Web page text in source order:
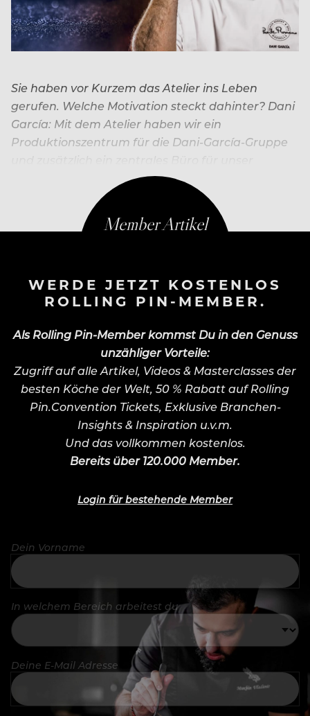
Sie haben vor Kurzem das Atelier ins Leben
gerufen. Welche Motivation steckt dahinter? Dani
García: Mit dem Atelier haben wir ein
Produktionszentrum für die Dani-García-Gruppe
Research & Development geschaffen. Ist damit
WERDE JETZT KOSTENLOS
ROLLING PIN-MEMBER.
Als Rolling Pin-Member kommst Du in den Genuss
unzähliger Vorteile:
Zugriff auf alle Artikel, Videos & Masterclasses der
besten Köche der Welt, 50 % Rabatt auf Rolling
Pin.Convention Tickets, Exklusive Branchen-
Insights & Inspiration u.v.m.
Und das vollkommen kostenlos.
Bereits über 120.000 Member.
Login für bestehende Member
Dein Vorname
In welchem Bereich arbeitest du
Deine E-Mail Adresse